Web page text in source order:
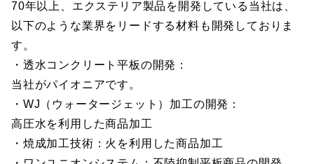
70年以上、エクステリア製品を開発している当社は、
以下のような業界をリードする材料も開発しておりま
す。
・透水コンクリート平板の開発：
当社がパイオニアです。
・WJ（ウォータージェット）加工の開発：
高圧水を利用した商品加工
・焼成加工技術：火を利用した商品加工